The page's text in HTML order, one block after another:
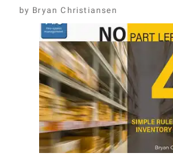
Bryan Christiansen